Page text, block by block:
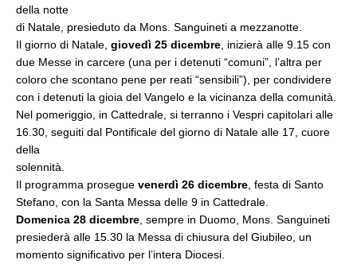
della notte
di Natale, presieduto da Mons. Sanguineti a mezzanotte.
Il giorno di Natale, giovedì 25 dicembre , inizierà alle 9.15 con
due Messe in carcere (una per i detenuti “comuni”, l’altra per
coloro che scontano pene per reati “sensibili”), per condividere
con i detenuti la gioia del Vangelo e la vicinanza della comunità.
Nel pomeriggio, in Cattedrale, si terranno i Vespri capitolari alle
16.30, seguiti dal Pontificale del giorno di Natale alle 17, cuore
della
solennità.
Il programma prosegue venerdì 26 dicembre , festa di Santo
Stefano, con la Santa Messa delle 9 in Cattedrale.
Domenica 28 dicembre , sempre in Duomo, Mons. Sanguineti
presiederà alle 15.30 la Messa di chiusura del Giubileo, un
momento significativo per l’intera Diocesi.